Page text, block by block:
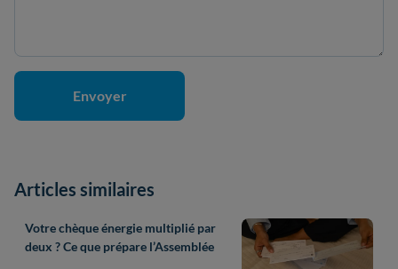
Articles similaires
Votre chèque énergie multiplié par
deux ? Ce que prépare l’Assemblée